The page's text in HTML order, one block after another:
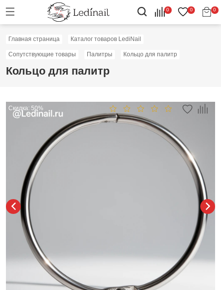
0 0 0
Главная страница Каталог товаров LediNail
Сопутствующие товары Палитры Кольцо для палитр
Кольцо для палитр
Скидка: 50%